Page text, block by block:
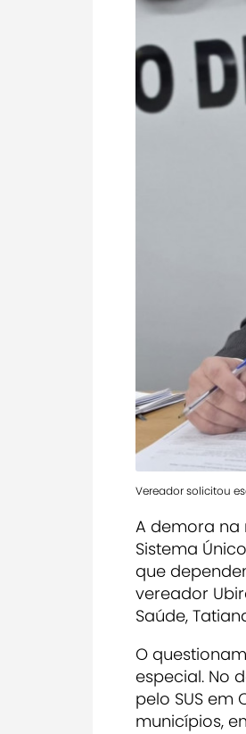
Vereador solicitou
A demora na
Sistema
que
vereador
Saúde,
O
especial. No
pelo SUS
municípios,